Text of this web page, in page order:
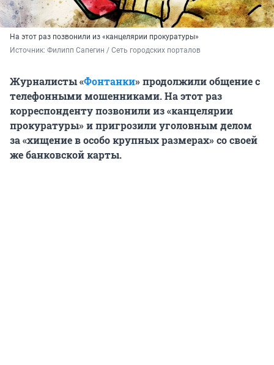
На этот раз позвонили из «канцелярии прокуратуры»
Источник: Филипп Сапегин / Сеть городских порталов
Журналисты «Фонтанки» продолжили общение с
телефонными мошенниками. На этот раз
корреспонденту позвонили из «канцелярии
прокуратуры» и пригрозили уголовным делом
за «хищение в особо крупных размерах» со своей
же банковской карты.